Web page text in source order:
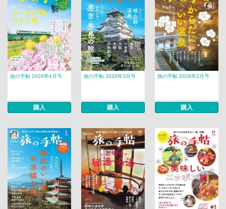
旅の手帖 2026年4月号
購入
旅の手帖 2026年3月号
購入
旅の手帖 2026年2月号
購入